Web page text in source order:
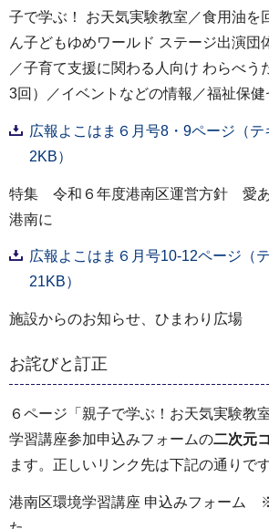
子で学ぶ！ お天気実験教室／食用油を
ん子どもゆめワールド ステージ出演団
／子育て支援に関わる人向け わらべう
3回）／イベントなどの情報／福祉保
広報よこはま６月号8・9ページ（テ
2KB）
特集 令和６年度港南区運営方針 愛
港南に
広報よこはま６月号10-12ページ（
21KB）
施設からのお知らせ、ひまわり広場
お詫びと訂正
６ページ「親子で学ぶ！お天気実験教
学習講座参加申込みフォームの二次元
ます。正しいリンク先は下記の通りです
港南区環境学習講座 申込みフォーム